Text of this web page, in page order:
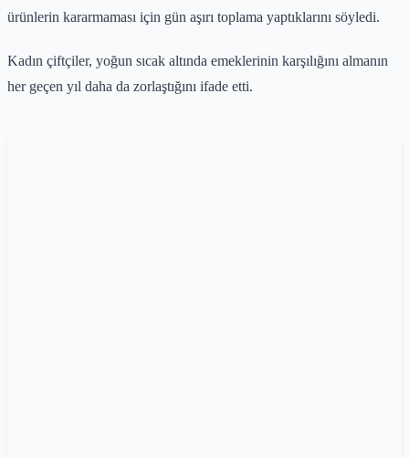
ürünlerin kararmaması için gün aşırı toplama yaptıklarını söyledi.
Kadın çiftçiler, yoğun sıcak altında emeklerinin karşılığını almanın
her geçen yıl daha da zorlaştığını ifade etti.